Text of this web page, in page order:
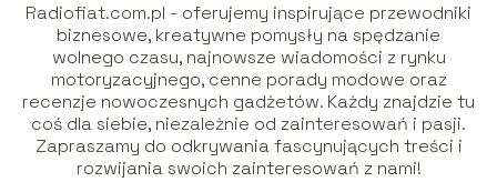
Radiofiat.com.pl - oferujemy inspirujące przewodniki
biznesowe, kreatywne pomysły na spędzanie
wolnego czasu, najnowsze wiadomości z rynku
motoryzacyjnego, cenne porady modowe oraz
recenzje nowoczesnych gadżetów. Każdy znajdzie tu
coś dla siebie, niezależnie od zainteresowań i pasji.
Zapraszamy do odkrywania fascynujących treści i
rozwijania swoich zainteresowań z nami!